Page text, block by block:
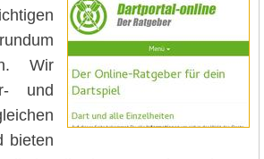
Wir
und
bieten